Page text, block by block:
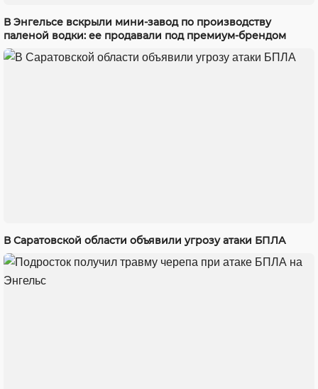
В Энгельсе вскрыли мини-завод по производству
паленой водки: ее продавали под премиум-брендом
В Саратовской области объявили угрозу атаки БПЛА